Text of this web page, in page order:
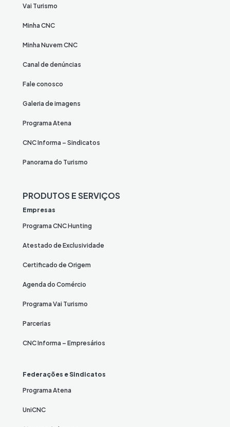
Vai Turismo
Minha CNC
Minha Nuvem CNC
Canal de denúncias
Fale conosco
Galeria de imagens
Programa Atena
CNC Informa – Sindicatos
Panorama do Turismo
PRODUTOS E SERVIÇOS
Empresas
Programa CNC Hunting
Atestado de Exclusividade
Certificado de Origem
Agenda do Comércio
Programa Vai Turismo
Parcerias
CNC Informa – Empresários
Federações e Sindicatos
Programa Atena
UniCNC